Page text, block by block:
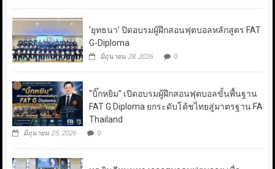
‘ยุทธนา’ ปิดอบรมผู้ฝึกสอนฟุตบอลหลักสูตร FAT
G-Diploma
มิถุนายน 28, 2026 0
“บิ๊กหยิม” เปิดอบรมผู้ฝึกสอนฟุตบอลขั้นพื้นฐาน
FAT G Diploma ยกระดับโค้ชไทยสู่มาตรฐาน FA
Thailand
มิถุนายน 25, 2026 0